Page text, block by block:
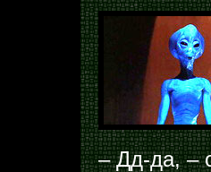
– Дд-да, –